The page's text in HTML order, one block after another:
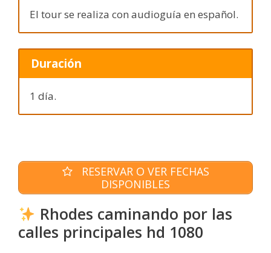
El tour se realiza con audioguía en español.
Duración
1 día.
RESERVAR O VER FECHAS
DISPONIBLES
Rhodes caminando por las
calles principales hd 1080